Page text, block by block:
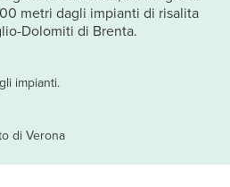
impianti.
di Verona
metri dagli impianti di risalita
Dolomiti di Brenta.